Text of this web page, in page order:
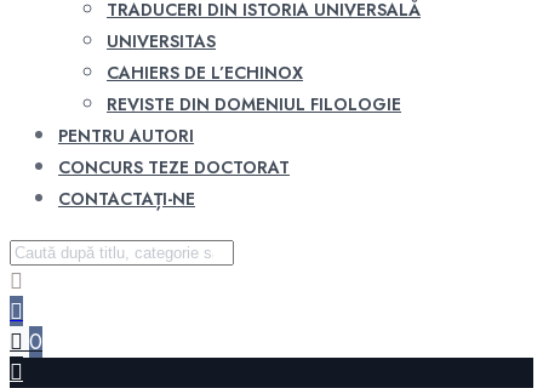
TRADUCERI DIN ISTORIA UNIVERSALĂ
UNIVERSITAS
CAHIERS DE L’ECHINOX
REVISTE DIN DOMENIUL FILOLOGIE
PENTRU AUTORI
CONCURS TEZE DOCTORAT
CONTACTAȚI-NE
0